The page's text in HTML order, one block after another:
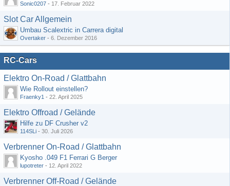
Sonic0207 - 17. Februar 2022
Slot Car Allgemein
Umbau Scalextric in Carrera digital
Overtaker - 6. Dezember 2016
RC-Cars
Elektro On-Road / Glattbahn
Wie Rollout einstellen?
Fraenky1 - 22. April 2025
Elektro Offroad / Gelände
Hilfe zu DF Crusher v2
114SLi - 30. Juli 2026
Verbrenner On-Road / Glattbahn
Kyosho .049 F1 Ferrari G Berger
lupotreter - 12. April 2022
Verbrenner Off-Road / Gelände